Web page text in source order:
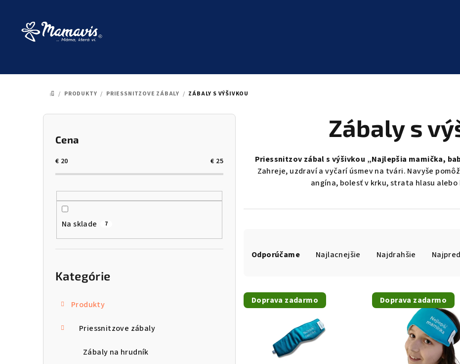
DOMOV
/ PRODUKTY / PRIESSNITZOVE ZÁBALY / ZÁBALY S VÝŠIVKOU
B
Cena
€ 20 € 25
Na sklade 7
Kategórie
Produkty
Priessnitzove zábaly
Zábaly na hrudník
Zábaly s
Priessnitzov zábal s výšivkou „Najlepšia mamička,
Zahreje, uzdraví a vyčarí úsmev na tvári. Navyše
angína, bolesť v krku, strata hlasu
a
e
Odporúčame Najlacnejšie Najdrahšie
V
ý
Doprava zadarmo Doprava zadarmo